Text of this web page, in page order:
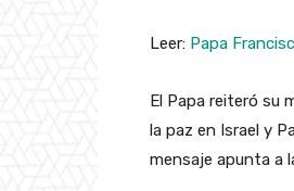
Leer: Papa
El Papa reiteró su
la paz en Israel y
mensaje apunta a